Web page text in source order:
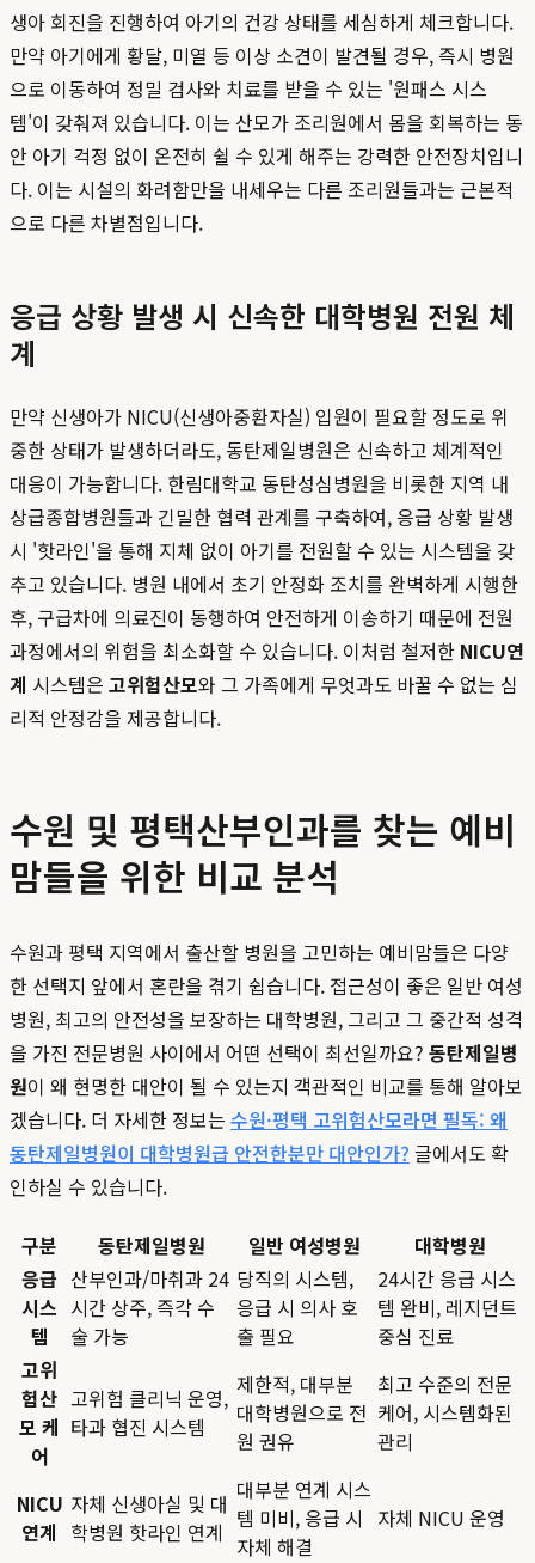
생아 회진을 진행하여 아기의 건강 상태를 세심하게 체크합니다.
만약 아기에게 황달, 미열 등 이상 소견이 발견될 경우, 즉시 병원
으로 이동하여 정밀 검사와 치료를 받을 수 있는 '원패스 시스
템'이 갖춰져 있습니다. 이는 산모가 조리원에서 몸을 회복하는 동
안 아기 걱정 없이 온전히 쉴 수 있게 해주는 강력한 안전장치입니
다. 이는 시설의 화려함만을 내세우는 다른 조리원들과는 근본적
으로 다른 차별점입니다.
응급 상황 발생 시 신속한 대학병원 전원 체
계
만약 신생아가 NICU(신생아중환자실) 입원이 필요할 정도로 위
중한 상태가 발생하더라도, 동탄제일병원은 신속하고 체계적인
대응이 가능합니다. 한림대학교 동탄성심병원을 비롯한 지역 내
상급종합병원들과 긴밀한 협력 관계를 구축하여, 응급 상황 발생
시 '핫라인'을 통해 지체 없이 아기를 전원할 수 있는 시스템을 갖
추고 있습니다. 병원 내에서 초기 안정화 조치를 완벽하게 시행한
후, 구급차에 의료진이 동행하여 안전하게 이송하기 때문에 전원
과정에서의 위험을 최소화할 수 있습니다. 이처럼 철저한 NICU연
계 시스템은 고위험산모와 그 가족에게 무엇과도 바꿀 수 없는 심
리적 안정감을 제공합니다.
수원 및 평택산부인과를 찾는 예비
맘들을 위한 비교 분석
수원과 평택 지역에서 출산할 병원을 고민하는 예비맘들은 다양
한 선택지 앞에서 혼란을 겪기 쉽습니다. 접근성이 좋은 일반 여성
병원, 최고의 안전성을 보장하는 대학병원, 그리고 그 중간적 성격
을 가진 전문병원 사이에서 어떤 선택이 최선일까요? 동탄제일병
원이 왜 현명한 대안이 될 수 있는지 객관적인 비교를 통해 알아보
겠습니다. 더 자세한 정보는 수원·평택 고위험산모라면 필독: 왜
동탄제일병원이 대학병원급 안전한분만 대안인가? 글에서도 확
인하실 수 있습니다.
구분 동탄제일병원 일반 여성병원
대학병원
응급
시스
템
산부인과/마취과 24
시간 상주, 즉각 수
술 가능
당직의 시스템,
응급 시 의사 호
출 필요
24시간 응급 시스
템 완비, 레지던트
중심 진료
고위
험산
모 케
어
고위험 클리닉 운영,
타과 협진 시스템
제한적, 대부분
대학병원으로 전
원 권유
최고 수준의 전문
케어, 시스템화된
관리
NICU
연계
자체 신생아실 및 대
학병원 핫라인 연계
대부분 연계 시스
템 미비, 응급 시
자체 해결
자체 NICU 운영